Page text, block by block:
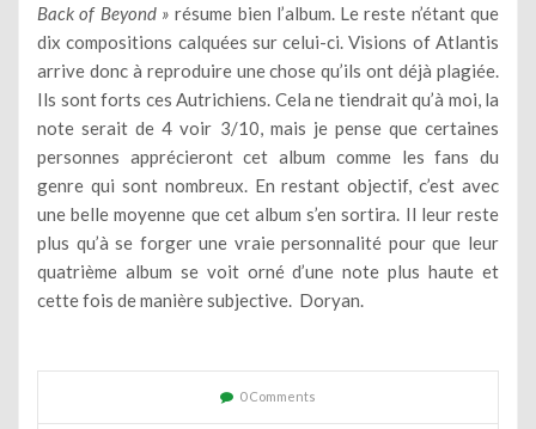
Back of Beyond » résume bien l’album. Le reste n’étant que
dix compositions calquées sur celui-ci. Visions of Atlantis
arrive donc à reproduire une chose qu’ils ont déjà plagiée.
Ils sont forts ces Autrichiens. Cela ne tiendrait qu’à moi, la
note serait de 4 voir 3/10, mais je pense que certaines
personnes apprécieront cet album comme les fans du
genre qui sont nombreux. En restant objectif, c’est avec
une belle moyenne que cet album s’en sortira. Il leur reste
plus qu’à se forger une vraie personnalité pour que leur
quatrième album se voit orné d’une note plus haute et
cette fois de manière subjective. Doryan.
0 Comments